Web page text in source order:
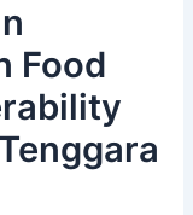
Food